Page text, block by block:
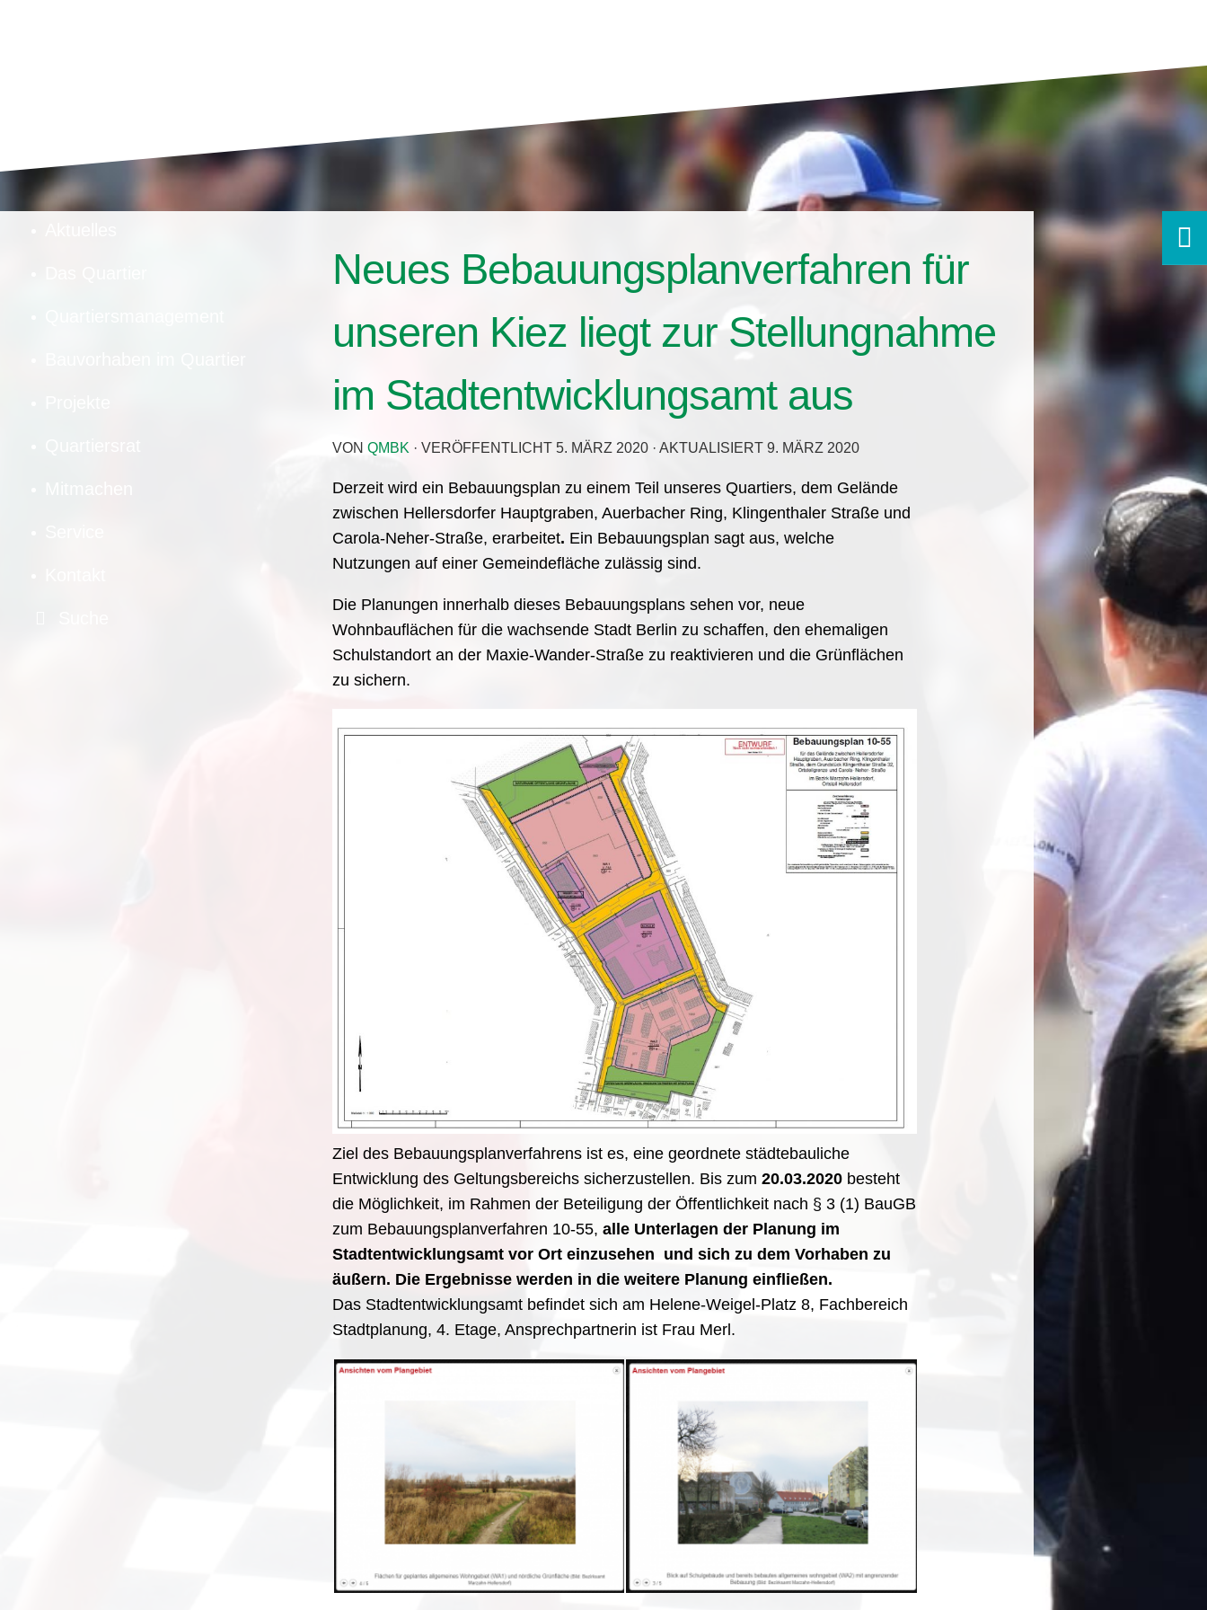
Neues Bebauungsplanverfahren für
unseren Kiez liegt zur Stellungnahme
im Stadtentwicklungsamt aus
VON QMBK · VERÖFFENTLICHT 5. MÄRZ 2020 · AKTUALISIERT 9. MÄRZ 2020
Derzeit wird ein Bebauungsplan zu einem Teil unseres Quartiers, dem Gelände
zwischen Hellersdorfer Hauptgraben, Auerbacher Ring, Klingenthaler Straße und
Carola-Neher-Straße, erarbeitet. Ein Bebauungsplan sagt aus, welche
Nutzungen auf einer Gemeindefläche zulässig sind.
Die Planungen innerhalb dieses Bebauungsplans sehen vor, neue
Wohnbauflächen für die wachsende Stadt Berlin zu schaffen, den ehemaligen
Schulstandort an der Maxie-Wander-Straße zu reaktivieren und die Grünflächen
zu sichern.
Ziel des Bebauungsplanverfahrens ist es, eine geordnete städtebauliche
Entwicklung des Geltungsbereichs sicherzustellen. Bis zum 20.03.2020 besteht
die Möglichkeit, im Rahmen der Beteiligung der Öffentlichkeit nach § 3 (1) BauGB
zum Bebauungsplanverfahren 10-55, alle Unterlagen der Planung im
Stadtentwicklungsamt vor Ort einzusehen und sich zu dem Vorhaben zu
äußern. Die Ergebnisse werden in die weitere Planung einfließen.
Das Stadtentwicklungsamt befindet sich am Helene-Weigel-Platz 8, Fachbereich
Stadtplanung, 4. Etage, Ansprechpartnerin ist Frau Merl.